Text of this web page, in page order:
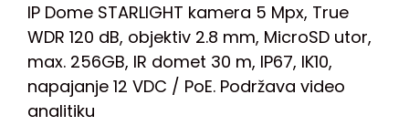
IP Dome STARLIGHT kamera 5 Mpx, True
WDR 120 dB, objektiv 2.8 mm, MicroSD utor,
max. 256GB, IR domet 30 m, IP67, IK10,
napajanje 12 VDC / PoE. Podržava video
analitiku